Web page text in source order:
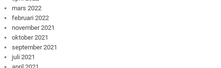
mars 2022
februari 2022
november 2021
oktober 2021
september 2021
juli 2021